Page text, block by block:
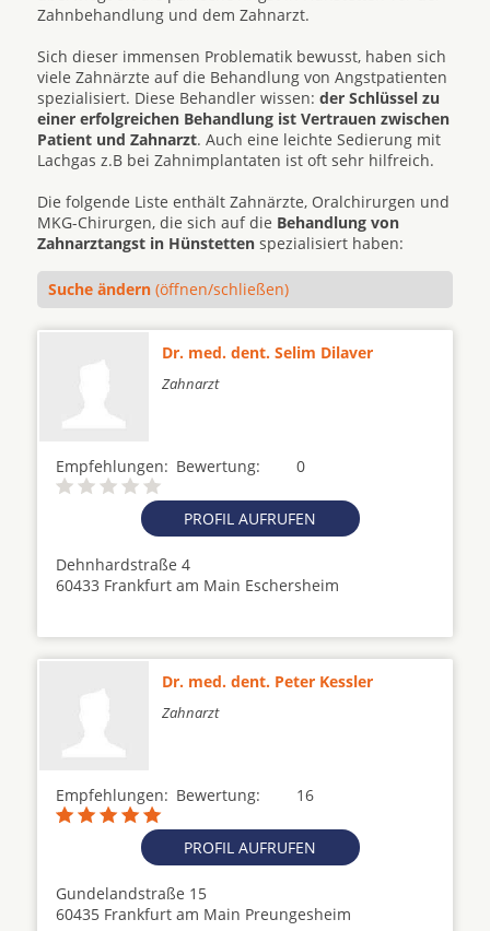
Zahnbehandlung und dem Zahnarzt.
Sich dieser immensen Problematik bewusst, haben sich
viele Zahnärzte auf die Behandlung von Angstpatienten
spezialisiert. Diese Behandler wissen: der Schlüssel zu
einer erfolgreichen Behandlung ist Vertrauen zwischen
Patient und Zahnarzt. Auch eine leichte Sedierung mit
Lachgas z.B bei Zahnimplantaten ist oft sehr hilfreich.
Die folgende Liste enthält Zahnärzte, Oralchirurgen und
MKG-Chirurgen, die sich auf die Behandlung von
Zahnarztangst in Hünstetten spezialisiert haben:
Suche ändern (öffnen/schließen)
Dr. med. dent. Selim Dilaver
Zahnarzt
Empfehlungen: 0
Bewertung:
PROFIL AUFRUFEN
Dehnhardstraße 4
60433 Frankfurt am Main Eschersheim
Dr. med. dent. Peter Kessler
Zahnarzt
Empfehlungen: 16
Bewertung:
PROFIL AUFRUFEN
Gundelandstraße 15
60435 Frankfurt am Main Preungesheim